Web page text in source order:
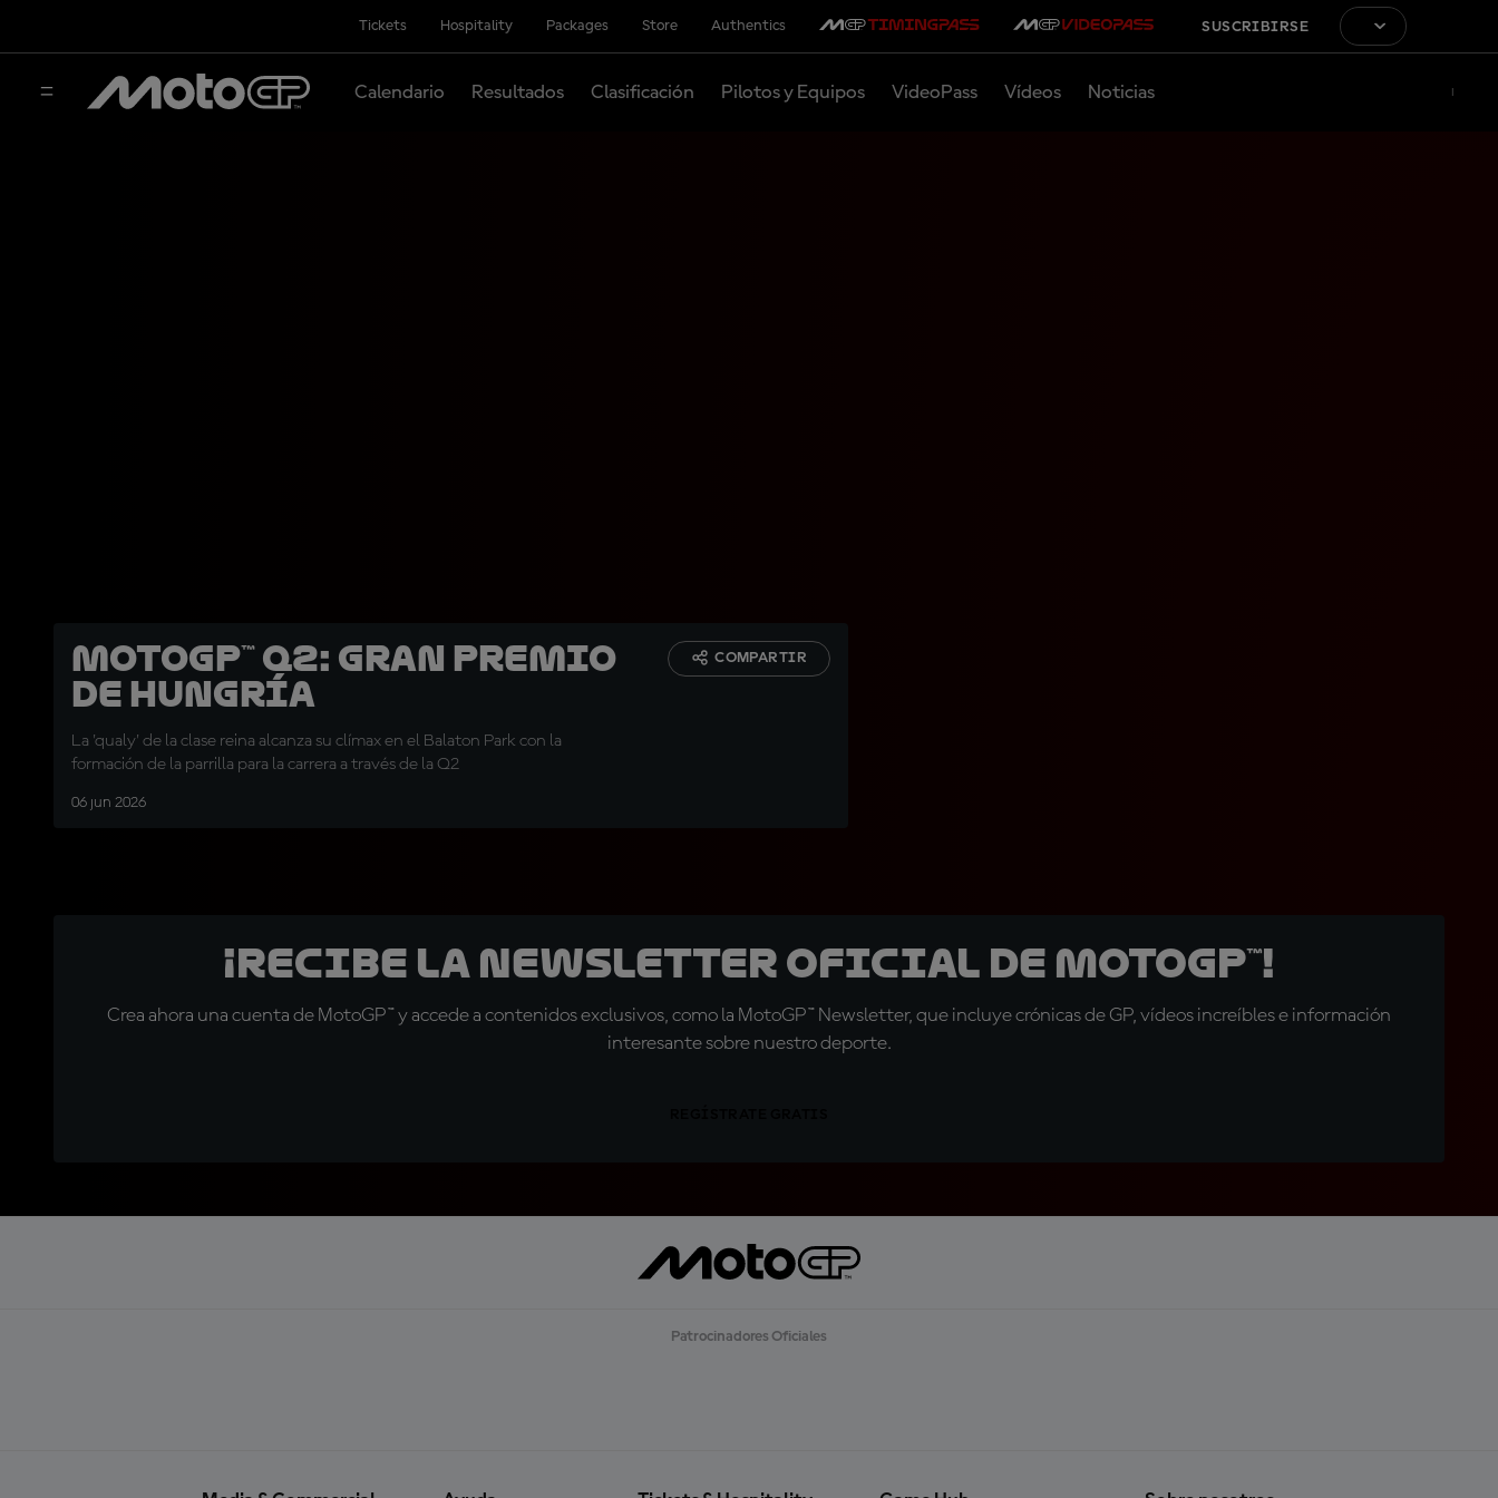
Tickets Hospitality Packages Store Authentics SUSCRIBIRSE
Calendario Resultados Clasificación Pilotos y Equipos VideoPass Vídeos Noticias
MotoGP™ Q2: Gran Premio
de Hungría
La 'qualy' de la clase reina alcanza su clímax en el Balaton Park con la
formación de la parrilla para la carrera a través de la Q2
06 jun 2026
COMPARTIR
¡Recibe la Newsletter oficial de MotoGP™!
Crea ahora una cuenta de MotoGP™ y accede a contenidos exclusivos, como la MotoGP™ Newsletter, que incluye crónicas de GP, vídeos increíbles e información
interesante sobre nuestro deporte.
Patrocinadores Oficiales